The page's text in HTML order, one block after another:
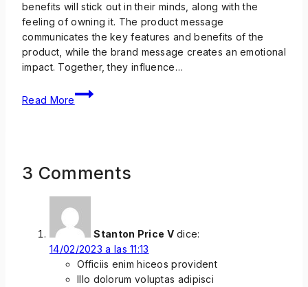
benefits will stick out in their minds, along with the
feeling of owning it. The product message
communicates the key features and benefits of the
product, while the brand message creates an emotional
impact. Together, they influence…
Read More
3 Comments
Stanton Price V dice:
14/02/2023 a las 11:13
Officiis enim hiceos provident
Illo dolorum voluptas adipisci